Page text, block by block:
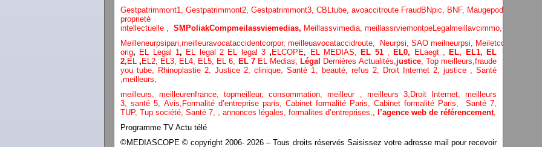
Gestpatrimmont1, Gestpatrimmont2, Gestpatrimmont3, CBLtube, avoaccitroute FraudBNpic, BNF, Maugepodecep,
proprieté
intellectuelle , SMPoliakCompmeilassviemedias, Meillassvimedia, meillassrviemontpeLegalmeillavcimmo,
Meilleneurpsipari,meilleuravocataccidentcorpor, meilleuavocataccidroute, Neurpsi, SAO meilneurpsi,
orig, EL Legal 1, EL legal 2 EL legal 3 , ELCOPE, EL MEDIAS, EL 51, EL0, ELaegt , EL, EL1, EL
2, EL , EL2, EL3, EL4, EL5, EL 6, EL 7 EL Medias, Légal Dernières Actualités,justice, Top meilleurs,fraude
you tube, Rhinoplastie 2,Justice 2,clinique,Santé 1, beauté, refus 2, Droit Internet 2, justice, Santé
,meilleurs,
meilleurs,meilleurenfrance,topmeilleur,consommation, meilleur , meilleurs 3, Droit Internet,meilleurs
3, santé 5, Avis, Formalité d’entreprise paris, Cabinet formalité Paris, Cabinet formalité Paris,
Santé 7,
TUP, Tup société, Santé 7, , annonces légales, formalites d’entreprises,, l’agence web de référencement,
Programme TV Actu télé
©MEDIASCOPE © copyright 2006- 2026 – Tous droits réservés Saisissez votre adresse mail pour recevoir